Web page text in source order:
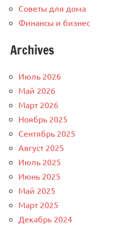
Советы для дома
Финансы и бизнес
Archives
Июль 2026
Май 2026
Март 2026
Ноябрь 2025
Сентябрь 2025
Август 2025
Июль 2025
Июнь 2025
Май 2025
Март 2025
Декабрь 2024